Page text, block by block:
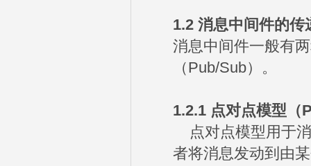
1.2 消息中间件的传
消息中间件一般有
（Pub/Sub）。
1.2.1 点对点模型（
点对点模型用于
者将消息发动到由